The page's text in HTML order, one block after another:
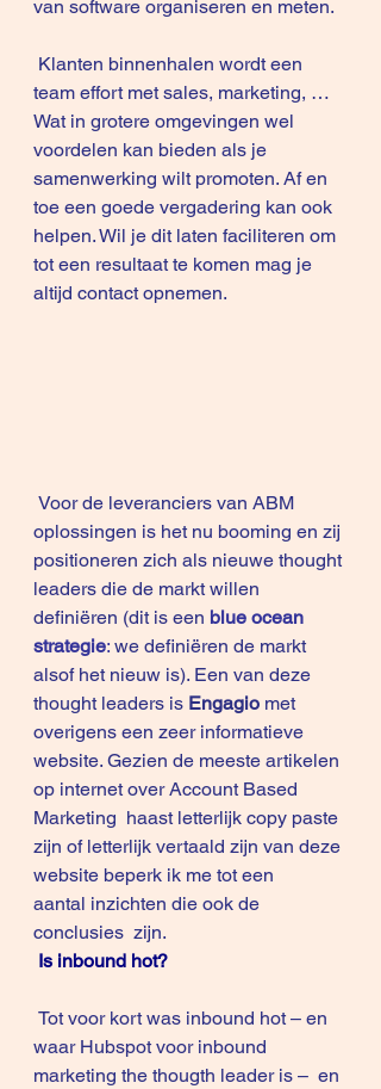
van software organiseren en meten.
team effort met sales, marketing, …
Wat in grotere omgevingen wel
voordelen kan bieden als je
samenwerking wilt promoten. Af en
toe een goede vergadering kan ook
helpen. Wil je dit laten faciliteren om
tot een resultaat te komen mag je
altijd contact opnemen.
oplossingen is het nu booming en zij
positioneren zich als nieuwe thought
leaders die de markt willen
definiëren (dit is een blue ocean
strategie: we definiëren de markt
alsof het nieuw is). Een van deze
thought leaders is Engagio met
overigens een zeer informatieve
website. Gezien de meeste artikelen
op internet over Account Based
Marketing  haast letterlijk copy paste
zijn of letterlijk vertaald zijn van deze
website beperk ik me tot een
aantal inzichten die ook de
conclusies  zijn.
Is inbound hot?
waar Hubspot voor inbound
marketing the thougth leader is –  en